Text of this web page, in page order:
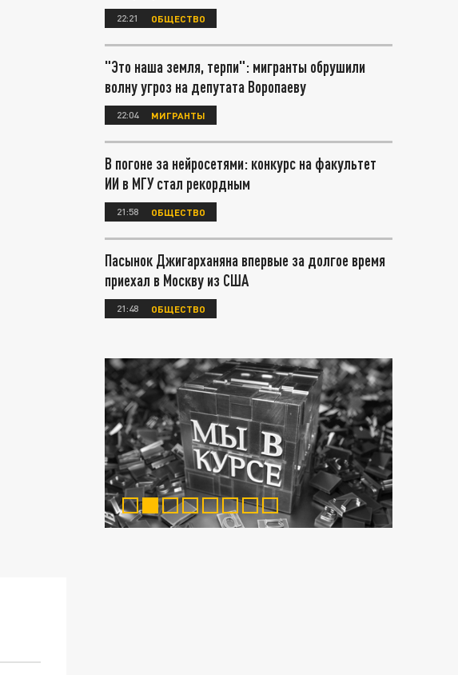
22:21 ОБЩЕСТВО
"Это наша земля, терпи": мигранты обрушили
волну угроз на депутата Воропаеву
22:04 МИГРАНТЫ
В погоне за нейросетями: конкурс на факультет
ИИ в МГУ стал рекордным
21:58 ОБЩЕСТВО
Пасынок Джигарханяна впервые за долгое время
приехал в Москву из США
21:48 ОБЩЕСТВО